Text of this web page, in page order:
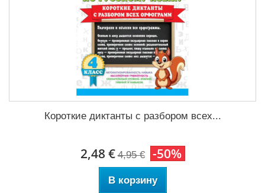
Короткие диктанты с разбором всех...
2,48 € 4,95 € -50%
В корзину